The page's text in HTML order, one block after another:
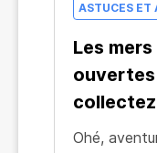
ASTUCES ET
Les
ouvertes
Ohé,